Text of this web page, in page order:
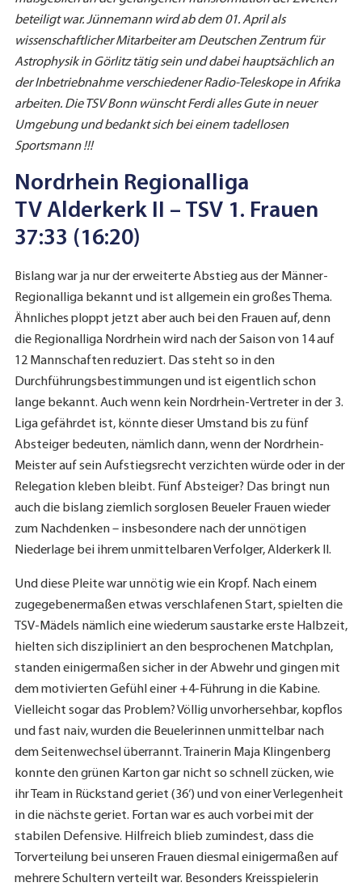
beteiligt war. Jünnemann wird ab dem 01. April als
wissenschaftlicher Mitarbeiter am Deutschen Zentrum für
Astrophysik in Görlitz tätig sein und dabei hauptsächlich an
der Inbetriebnahme verschiedener Radio-Teleskope in Afrika
arbeiten. Die TSV Bonn wünscht Ferdi alles Gute in neuer
Umgebung und bedankt sich bei einem tadellosen
Sportsmann !!!
Nordrhein Regionalliga
TV Alderkerk II – TSV 1. Frauen
37:33 (16:20)
Bislang war ja nur der erweiterte Abstieg aus der Männer-
Regionalliga bekannt und ist allgemein ein großes Thema.
Ähnliches ploppt jetzt aber auch bei den Frauen auf, denn
die Regionalliga Nordrhein wird nach der Saison von 14 auf
12 Mannschaften reduziert. Das steht so in den
Durchführungsbestimmungen und ist eigentlich schon
lange bekannt. Auch wenn kein Nordrhein-Vertreter in der 3.
Liga gefährdet ist, könnte dieser Umstand bis zu fünf
Absteiger bedeuten, nämlich dann, wenn der Nordrhein-
Meister auf sein Aufstiegsrecht verzichten würde oder in der
Relegation kleben bleibt. Fünf Absteiger? Das bringt nun
auch die bislang ziemlich sorglosen Beueler Frauen wieder
zum Nachdenken – insbesondere nach der unnötigen
Niederlage bei ihrem unmittelbaren Verfolger, Alderkerk II.
Und diese Pleite war unnötig wie ein Kropf. Nach einem
zugegebenermaßen etwas verschlafenen Start, spielten die
TSV-Mädels nämlich eine wiederum saustarke erste Halbzeit,
hielten sich diszipliniert an den besprochenen Matchplan,
standen einigermaßen sicher in der Abwehr und gingen mit
dem motivierten Gefühl einer +4-Führung in die Kabine.
Vielleicht sogar das Problem? Völlig unvorhersehbar, kopflos
und fast naiv, wurden die Beuelerinnen unmittelbar nach
dem Seitenwechsel überrannt. Trainerin Maja Klingenberg
konnte den grünen Karton gar nicht so schnell zücken, wie
ihr Team in Rückstand geriet (36‘) und von einer Verlegenheit
in die nächste geriet. Fortan war es auch vorbei mit der
stabilen Defensive. Hilfreich blieb zumindest, dass die
Torverteilung bei unseren Frauen diesmal einigermaßen auf
mehrere Schultern verteilt war. Besonders Kreisspielerin